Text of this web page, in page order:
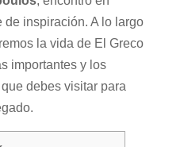
de inspiración. A lo largo
la vida de El Greco
importantes y los
debes visitar para